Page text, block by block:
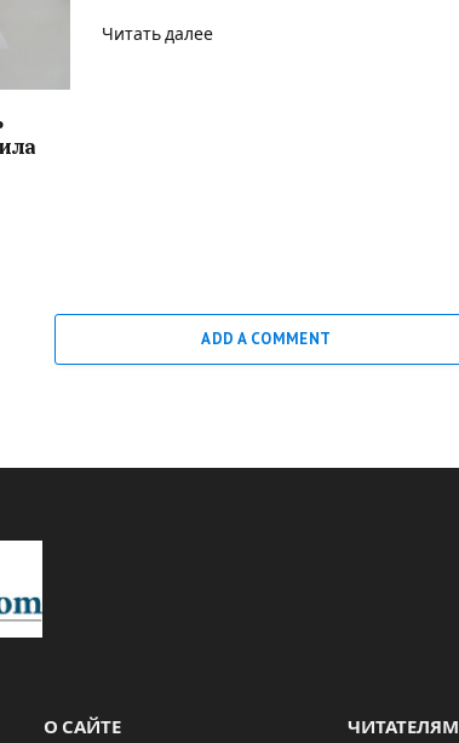
Читать далее
ADD A COMMENT
О САЙТЕ ЧИТАТЕЛЯМ